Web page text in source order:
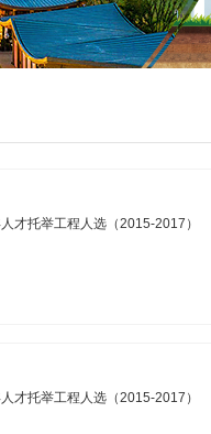
才托举工程人选（2015-2017）​
才托举工程人选（2015-2017）